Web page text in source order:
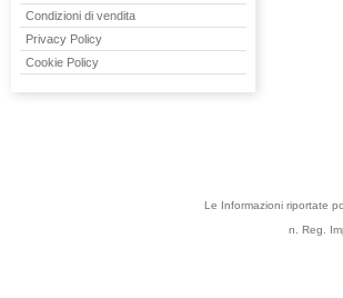
Condizioni di vendita
Privacy Policy
Cookie Policy
Le Informazioni riportate
n. Reg.